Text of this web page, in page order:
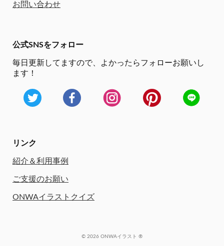
お問い合わせ
公式SNSをフォロー
毎日更新してますので、
よかったらフォローお願いし
ます！
リンク
紹介＆利用事例
ご支援のお願い
ONWAイラストクイズ
© 2026 ONWAイラスト ®